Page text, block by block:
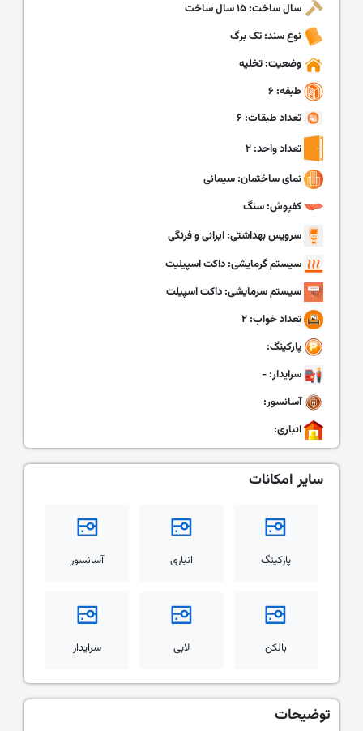
سال ساخت: ۱۵ سال ساخت
نوع سند: تک برگ
وضعیت: تخلیه
طبقه: ۶
تعداد طبقات: ۶
تعداد واحد: ۲
نمای ساختمان: سیمانی
کفپوش: سنگ
سرویس بهداشتی: ایرانی و فرنگی
سیستم گرمایشی: داکت اسپیلیت
سیستم سرمایشی: داکت اسپیلت
تعداد خواب: ۲
پارکینگ:
سرایدار: -
آسانسور:
انباری:
سایر امکانات
پارکینگ انباری آسانسور
بالکن لابی سرایدار
توضیحات